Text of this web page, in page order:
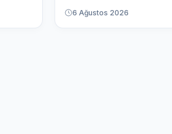
6 Ağustos 2026